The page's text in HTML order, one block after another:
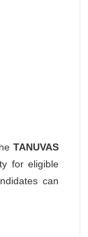
TANUVAS
for eligible
can